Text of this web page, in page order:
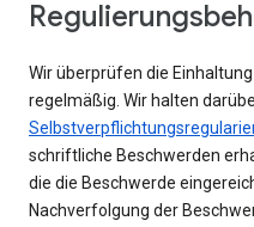
Wir überprüfen die
regelmäßig. Wir halten
schriftliche Beschwerden
die die Beschwerde
Nachverfolgung der